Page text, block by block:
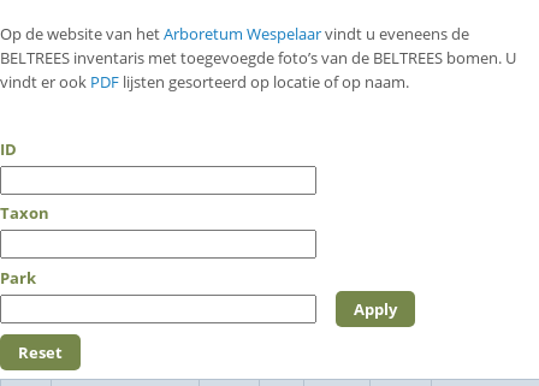
Op de website van hetArboretum Wespelaarvindt u eveneens de
BELTREES inventaris met toegevoegde foto’s van de BELTREES bomen. U
vindt er ook PDF lijsten gesorteerd op locatie of op naam.
ID
Taxon
Park